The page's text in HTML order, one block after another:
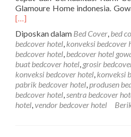
Glamoure Home indonesia.
[…]
Diposkan dalam Bed Cover, bed
bedcover hotel, konveksi bedcover
bedcover hotel, bedcover hotel
buat bedcover hotel, grosir
konveksi bedcover hotel, konveksi
pabrik bedcover hotel,produsen
bedcover hotel,sentra bedcover
hotel,vendor bedcover hotel